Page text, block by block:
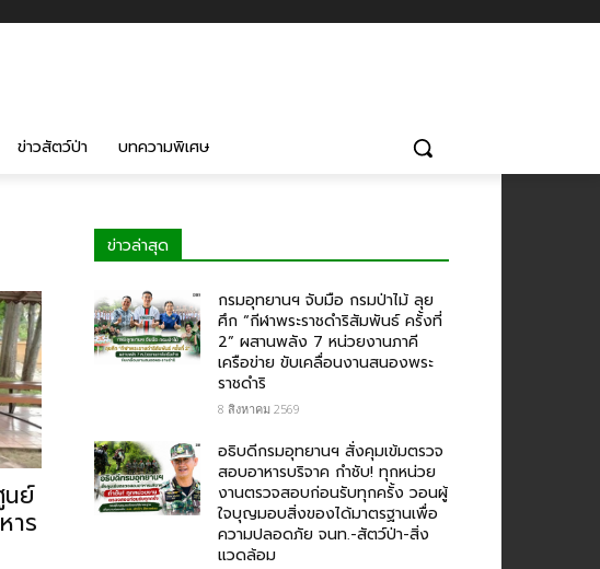
ข่าวสัตว์ป่า บทความพิเศษ
นย์
าร
ข่าวล่าสุด
กรมอุทยานฯ จับมือ กรมป่าไม้ ลุย
ศึก “กีฬาพระราชดำริสัมพันธ์ ครั้งที่
2” ผสานพลัง 7 หน่วยงานภาคี
เครือข่าย ขับเคลื่อนงานสนองพระ
ราชดำริ
8 สิงหาคม 2569
อธิบดีกรมอุทยานฯ สั่งคุมเข้มตรวจ
สอบอาหารบริจาค​ กำชับ! ทุกหน่วย
งานตรวจสอบก่อนรับทุกครั้ง วอนผู้
ใจบุญมอบสิ่งของได้มาตรฐานเพื่อ
ความปลอดภัย​ จนท.-สัตว์ป่า-สิ่ง
แวดล้อม